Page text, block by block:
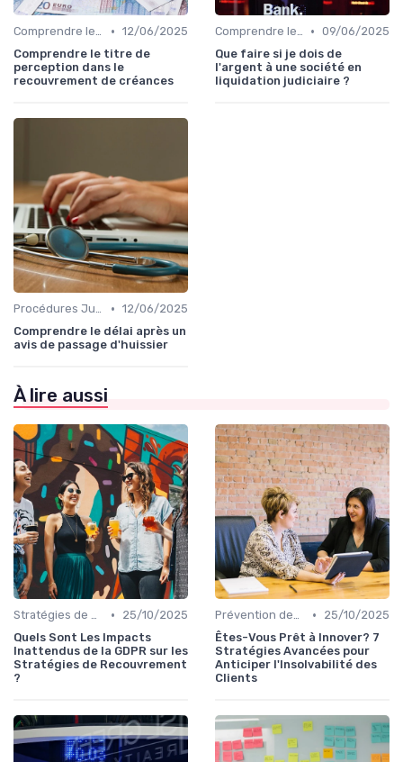
Comprendre le Recouvrement de Créances • 12/06/2025
Comprendre le titre de
perception dans le
recouvrement de créances
Comprendre le Recouvrement de Créances • 09/06/2025
Que faire si je dois de
l'argent à une société en
liquidation judiciaire ?
Procédures Judiciaires et Contentieuses • 12/06/2025
Comprendre le délai après un
avis de passage d'huissier
À lire aussi
Stratégies de Recouvrement B2B •
25/10/2025
Quels Sont Les Impacts
Inattendus de la GDPR sur les
Stratégies de Recouvrement
?
Prévention des Impayés •
25/10/2025
Êtes-Vous Prêt à Innover? 7
Stratégies Avancées pour
Anticiper l'Insolvabilité des
Clients